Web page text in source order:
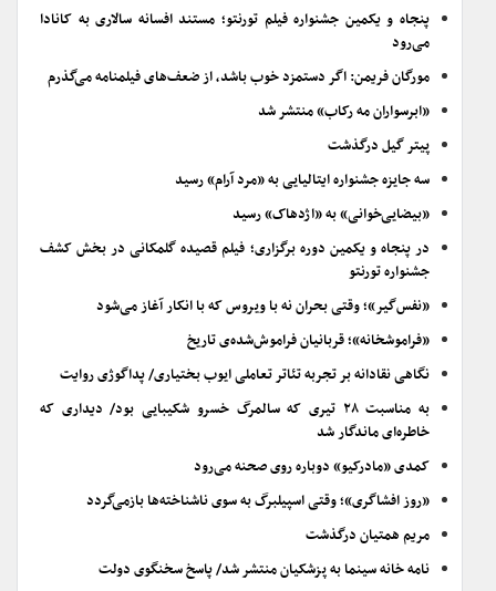
پنجاه و یکمین جشنواره فیلم تورنتو؛ مستند افسانه سالاری به کانادا
می‌رود
مورگان فریمن: اگر دستمزد خوب باشد، از ضعف‌های فیلمنامه می‌گذرم
«ابرسواران مه رکاب» منتشر شد
پیتر گیل درگذشت
سه جایزه جشنواره ایتالیایی به «مرد آرام» رسید
«بیضایی‌خوانی» به «اژدهاک» رسید
در پنجاه و یکمین دوره برگزاری؛ فیلم قصیده گلمکانی در بخش کشف
جشنواره تورنتو
«نفس‌گیر»؛ وقتی بحران نه با ویروس که با انکار آغاز می‌شود
«فراموشخانه»؛ قربانیان فراموش‌شده‌ی تاریخ
نگاهی نقادانه بر تجربه تئاتر تعاملی ایوب بختیاری/ پداگوژی روایت
به مناسبت ۲۸ تیری که سالمرگ خسرو شکیبایی بود/ دیداری که
خاطره‌ای ماندگار شد
کمدی «مادرکیو» دوباره روی صحنه می‌رود
«روز افشاگری»؛ وقتی اسپیلبرگ به سوی ناشناخته‌ها بازمی‌گردد
مریم همتیان درگذشت
نامه خانه سینما به پزشکیان منتشر شد/ پاسخ سخنگوی دولت